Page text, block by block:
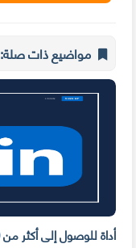
مواضيع ذات صلة: